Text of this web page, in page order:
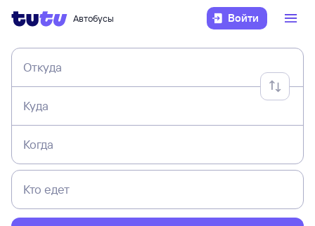
Автобусы Войти
Откуда
Куда
Когда
Кто едет